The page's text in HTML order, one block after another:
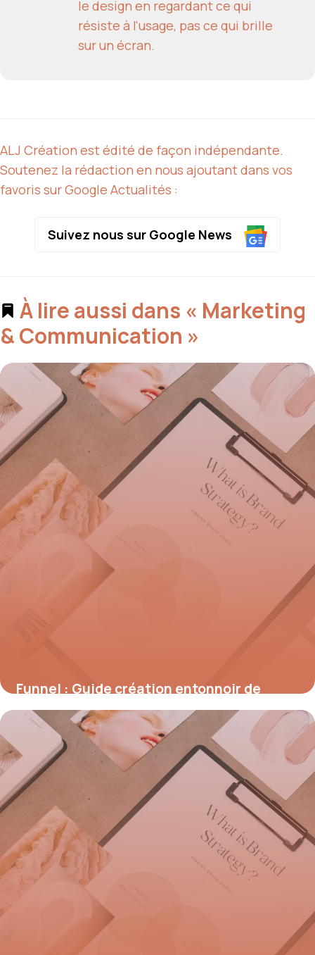
le design en regardant ce qui
résiste à l'usage, pas ce qui brille
sur un écran.
ALJ Création est édité de façon indépendante.
Soutenez la rédaction en nous ajoutant dans vos
favoris sur Google Actualités :
Suivez nous sur Google News
À lire aussi dans « Marketing
& Communication »
Funnel : Guide création entonnoir de
vente
31 mai 2026